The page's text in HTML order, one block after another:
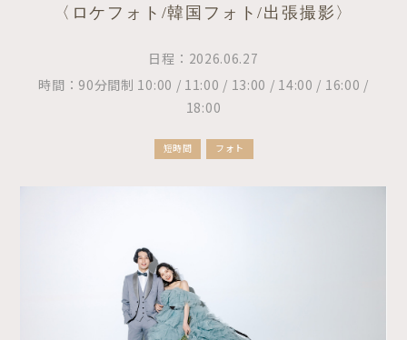
〈ロケフォト/韓国フォト/出張撮影〉
日程：2026.06.27
時間：90分間制 10:00 / 11:00 / 13:00 / 14:00 / 16:00 /
18:00
短時間 フォト